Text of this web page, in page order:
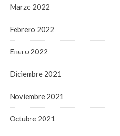
Marzo 2022
Febrero 2022
Enero 2022
Diciembre 2021
Noviembre 2021
Octubre 2021